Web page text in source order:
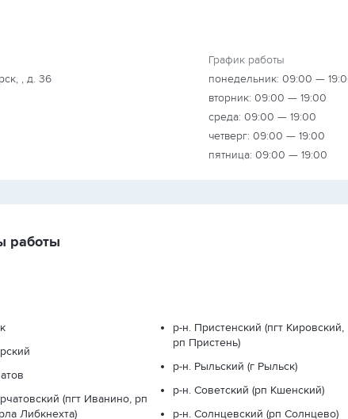
, д. 36
График работы
понедельник: 09:00 —
вторник: 09:00 — 19:00
среда: 09:00 — 19:00
четверг: 09:00 — 19:00
пятница: 09:00 — 19:00
работы
(пгт Иванино, рп
Либкнехта)
р-н. Пристенский (пгт Кировский,
рп Пристень)
р-н. Рыльский (г Рыльск)
р-н. Советский (рп Кшенский)
р-н. Солнцевский (рп Солнцево)